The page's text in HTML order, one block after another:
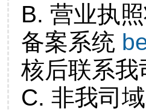
B. 营业执
备案系统
核后联系
C. 非我司